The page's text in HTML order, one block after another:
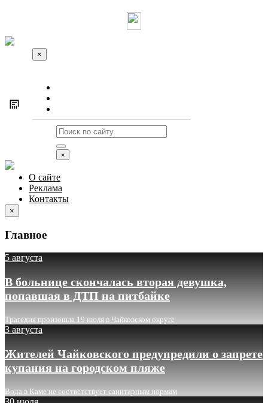
×
×
О сайте
Реклама
Контакты
×
Главное
5 августа
В больнице скончалась вторая девушка,
попавшая в ДТП на питбайке
Трагедия произошла 19 июля в Чайковском округе
3 августа
Жителей Чайковского предупредили о запрете
купания на городском пляже
Вода в Каме не соответствует санитарным нормам